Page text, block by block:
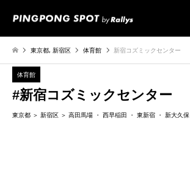
東京都,新宿区 体育館 新宿コズミックセンター
体育館
#新宿コズミックセンター
東京都 新宿区 高田馬場 西早稲田 東新宿 新大久保